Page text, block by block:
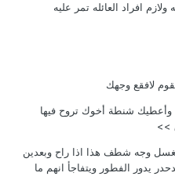
افراد العائله تمر عليه
لافقع وجهك
وأعطيك شنطة أخوك تروح فيها
>>
وجه شطف هذا اذا راح وبعدين
يدور الفطور ويتفاجأ انهم ما